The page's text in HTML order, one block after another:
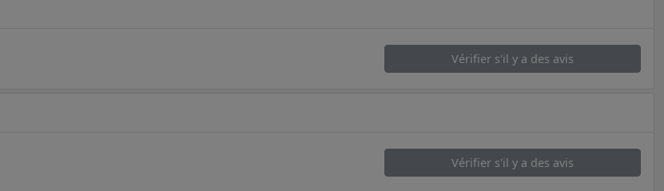
Vérifier s'il y a des avis
Vérifier s'il y a des avis